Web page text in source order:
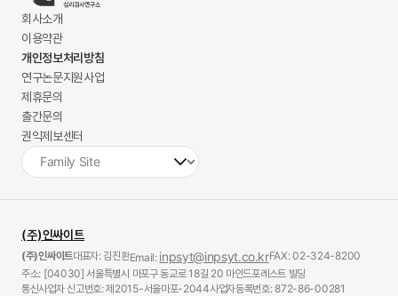
회사소개
이용약관
개인정보처리방침
연구논문지원사업
제휴문의
출간문의
권익제보센터
(주)인싸이트
(주)인싸이트대표자: 김진환Email: inpsyt@inpsyt.co.krFAX: 02-324-8200
주소: [04030] 서울특별시 마포구 동교로 18길 20 마인드포레스트 빌딩
통신사업자 신고번호: 제2015-서울마포-2044사업자등록번호: 872-86-00281